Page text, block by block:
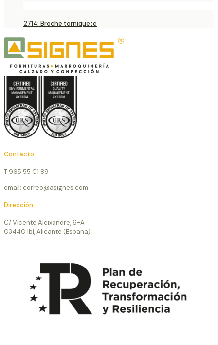
2714: Broche torniquete
Contacto
T 965 55 01 89
email: correo@asignes.com
Dirección
C/ Vicente Aleixandre, 6-A
03440 Ibi, Alicante (España)